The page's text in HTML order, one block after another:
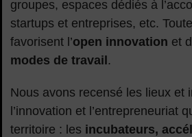
groupes, espaces dédiés à
startups et entreprises, etc.
favorisent l’open innovation et
modes de travail .
Nous avons recensé les lieux et
l’innovation et l’entrepreneuriat
territoire : les incubateurs,